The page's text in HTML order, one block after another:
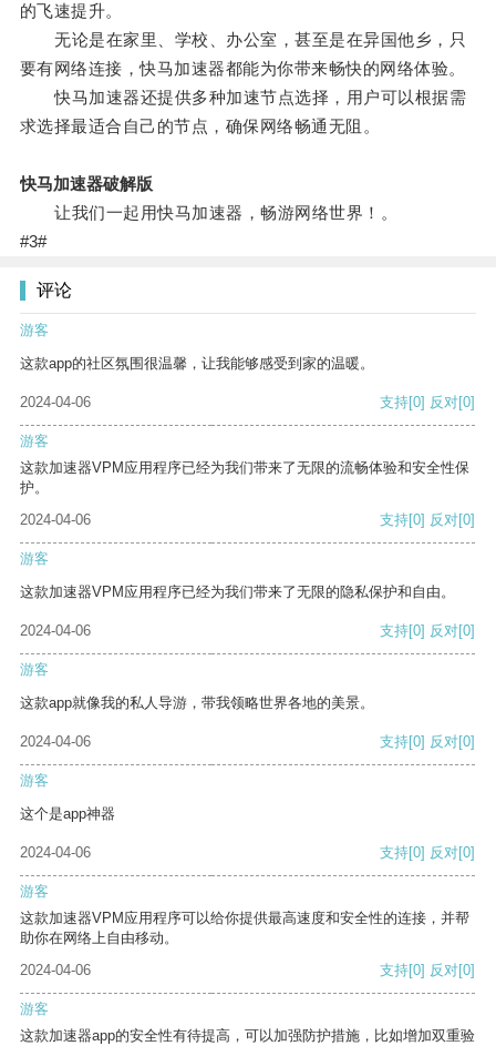
的飞速提升。
无论是在家里、学校、办公室，甚至是在异国他乡，只
要有网络连接，快马加速器都能为你带来畅快的网络体验。
快马加速器还提供多种加速节点选择，用户可以根据需
求选择最适合自己的节点，确保网络畅通无阻。
快马加速器破解版
让我们一起用快马加速器，畅游网络世界！。
#3#
评论
游客
这款app的社区氛围很温馨，让我能够感受到家的温暖。
2024-04-06 支持[0] 反对[0]
游客
这款加速器VPM应用程序已经为我们带来了无限的流畅体验和安全性保
护。
2024-04-06
支持[0] 反对[0]
游客
这款加速器VPM应用程序已经为我们带来了无限的隐私保护和自由。
2024-04-06 支持[0] 反对[0]
游客
这款app就像我的私人导游，带我领略世界各地的美景。
2024-04-06 支持[0] 反对[0]
游客
这个是app神器
2024-04-06 支持[0] 反对[0]
游客
这款加速器VPM应用程序可以给你提供最高速度和安全性的连接，并帮
助你在网络上自由移动。
2024-04-06
支持[0] 反对[0]
游客
这款加速器app的安全性有待提高，可以加强防护措施，比如增加双重验